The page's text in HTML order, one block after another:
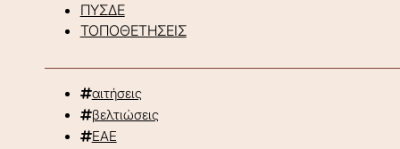
ΠΥΣΔΕ
ΤΟΠΟΘΕΤΗΣΕΙΣ
αιτήσεις
βελτιώσεις
ΕΑΕ